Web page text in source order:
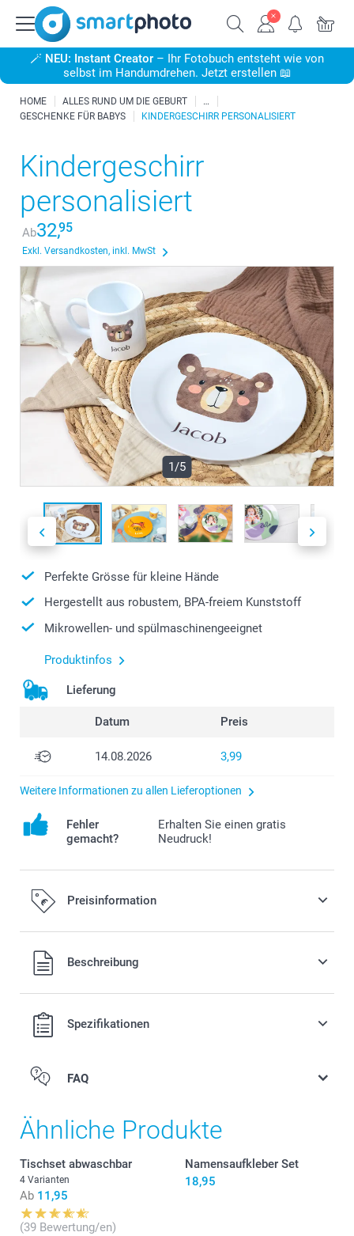
🪄 NEU: Instant Creator – Ihr Fotobuch entsteht wie von
selbst im Handumdrehen. Jetzt erstellen 📖
HOME
ALLES RUND UM DIE GEBURT
GESCHENKE FÜR BABYS
KINDERGESCHIRR PERSONALISIERT
Kindergeschirr
personalisiert
Ab32,95
Exkl. Versandkosten, inkl. MwSt
1/5
Perfekte Grösse für kleine Hände
Hergestellt aus robustem, BPA-freiem Kunststoff
Mikrowellen- und spülmaschinengeeignet
Produktinfos
Lieferung
Datum Preis
14.08.2026 3,99
Weitere Informationen zu allen Lieferoptionen
Fehler
gemacht?
Erhalten Sie einen gratis
Neudruck!
Preisinformation
Alle Preise verstehen sich in EURO (€) inkl. MwSt. und zzgl.
Versandkosten.Beschreibung
Spezifikationen
FAQ
Ähnliche Produkte
Tischset abwaschbar
4 Varianten
Ab 11,95
(39 Bewertung/en)
Namensaufkleber Set
18,95